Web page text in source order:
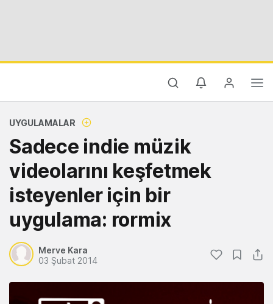
UYGULAMALAR
Sadece indie müzik
videolarını keşfetmek
isteyenler için bir
uygulama: rormix
Merve Kara
03 Şubat 2014